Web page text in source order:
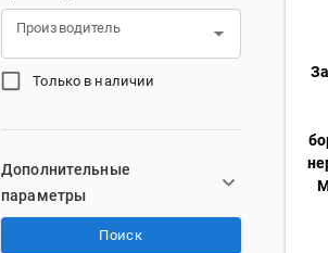
Производитель
Только в наличии
Дополнительные
параметры
Поиск